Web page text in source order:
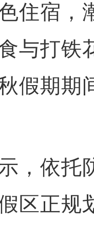
住宿，
与打铁
假期期
依托
区正规